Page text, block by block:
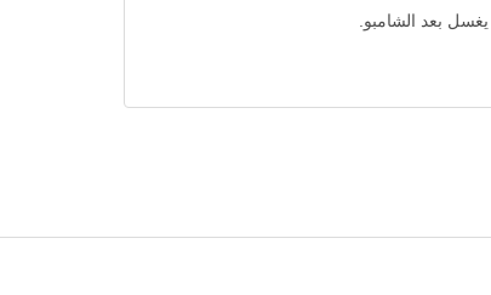
بعد الشامبو.